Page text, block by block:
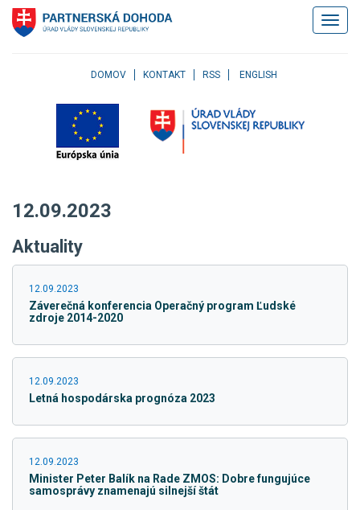
Klávesové
skratky
Skočiť
menu
na
Skočiť
stránky
DOMOV KONTAKT RSS ENGLISH
12.09.2023
Aktuality
12.09.2023
Záverečná konferencia Operačný program Ľudské
zdroje 2014-2020
12.09.2023
Letná hospodárska prognóza 2023
12.09.2023
Minister Peter Balík na Rade ZMOS: Dobre fungujúce
samosprávy znamenajú silnejší štát